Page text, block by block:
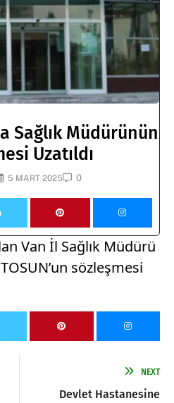
Sağlık Müdürünün
Uzatıldı
5 MART 2025 0
Van İl Sağlık Müdürü
sözleşmesi
NEXT
Devlet Hastanesine